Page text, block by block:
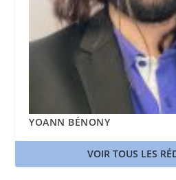
YOANN BÉNONY
VOIR TOUS LES